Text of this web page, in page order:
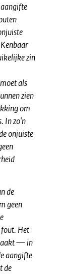
zin
als
zien
om
In zo'n
onjuiste
de
geen
Het
— in
aangifte
de